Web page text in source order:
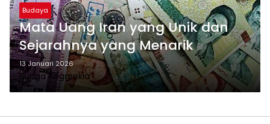
Budaya
Mata Uang Iran yang Unik dan
Sejarahnya yang Menarik
13 Januari 2026
Bunga Anggrekia